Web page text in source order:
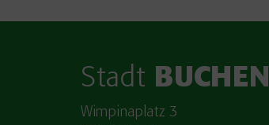
Stadt BUCHEN
Wimpinaplatz 3